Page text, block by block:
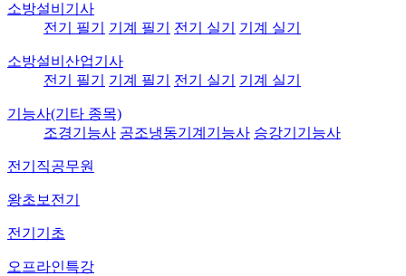
소방설비기사
전기 필기
기계 필기 전기 실기 기계 실기
소방설비산업기사
전기 필기
기계 필기 전기 실기 기계 실기
기능사(기타 종목)
조경기능사 공조냉동기계기능사 승강기기능사
전기직공무원
왕초보전기
전기기초
오프라인특강